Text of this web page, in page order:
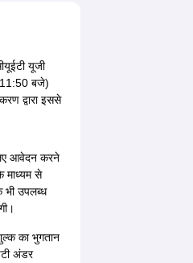
यूजी
बजे)
द्वारा इससे
आवेदन करने
माध्यम से
भी उपलब्ध
का भुगतान
अंडर